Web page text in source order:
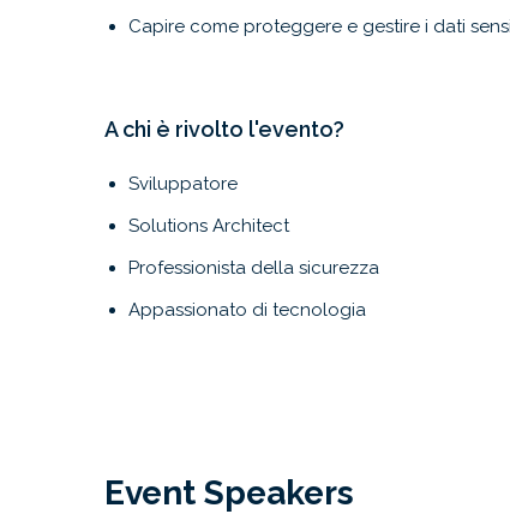
Capire come proteggere e gestire i dati
A chi è rivolto l'evento?
Sviluppatore
Solutions Architect
Professionista della sicurezza
Appassionato di tecnologia
Event Speakers